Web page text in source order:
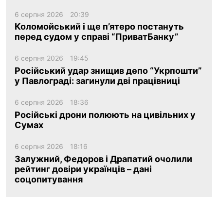
6 серпня 2026 20:39
Коломойський і ще п’ятеро постануть
перед судом у справі “ПриватБанку”
6 серпня 2026 19:45
Російський удар знищив депо “Укрпошти”
у Павлограді: загинули дві працівниці
6 серпня 2026 18:36
Російські дрони полюють на цивільних у
Сумах
6 серпня 2026 18:16
Залужний, Федоров і Драпатий очолили
рейтинг довіри українців – дані
соцопитування